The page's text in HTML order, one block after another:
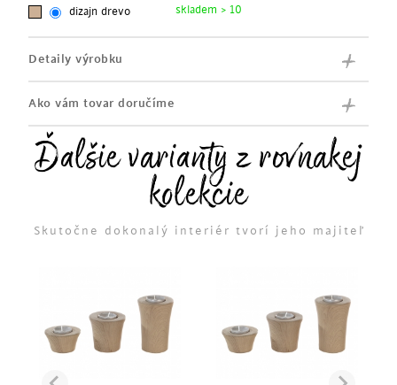
dizajn drevo skladem > 10
Detaily výrobku
Ako vám tovar doručíme
Ďalšie varianty z rovnakej
kolekcie
Skutočne dokonalý interiér tvorí jeho majiteľ